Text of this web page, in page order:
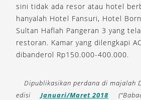
sini tidak ada resor atau hotel
hanyalah Hotel Fansuri, Hotel
Sultan Haflah Pangeran 3 yang
restoran. Kamar yang dilengkapi
dibanderol Rp150.000-400.000.
Dipublikasikan perdana di majalah
edisi
Januari/Maret 2018